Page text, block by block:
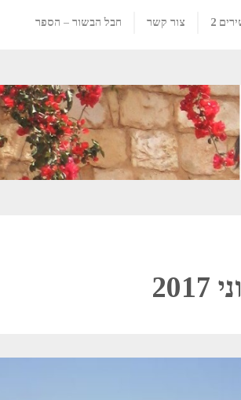
2 צור קשר חבל הבשור – הספר
2017